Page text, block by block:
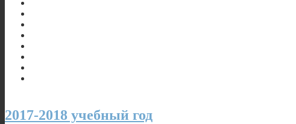
2017-2018 учебный год